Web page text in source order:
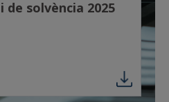
de solvència 2025